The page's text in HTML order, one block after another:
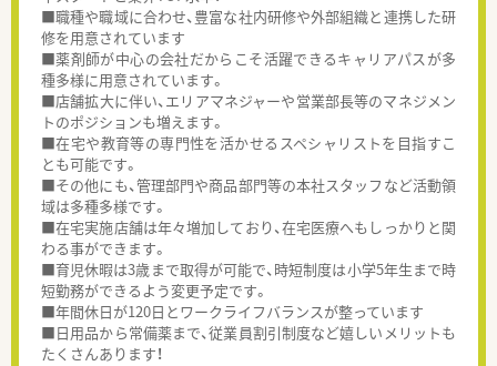
■職種や職域に合わせ、豊富な社内研修や外部組織と連携した研
修を用意されています
■薬剤師が中心の会社だからこそ活躍できるキャリアパスが多
種多様に用意されています。
■店舗拡大に伴い、エリアマネジャーや営業部長等のマネジメン
トのポジションも増えます。
■在宅や教育等の専門性を活かせるスペシャリストを目指すこ
とも可能です。
■その他にも、管理部門や商品部門等の本社スタッフなど活動領
域は多種多様です。
■在宅実施店舗は年々増加しており、在宅医療へもしっかりと関
わる事ができます。
■育児休暇は3歳まで取得が可能で、時短制度は小学5年生まで時
短勤務ができるよう変更予定です。
■年間休日が120日とワークライフバランスが整っています
■日用品から常備薬まで、従業員割引制度など嬉しいメリットも
たくさんあります！